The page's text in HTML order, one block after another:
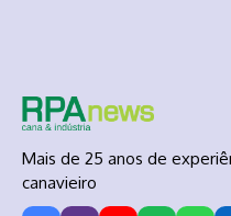
Mais de 25 anos de
canavieiro